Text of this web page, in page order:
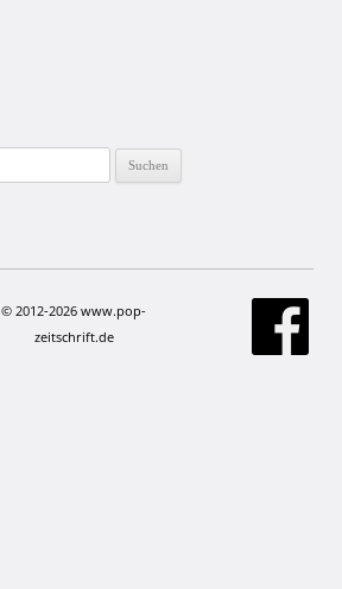
© 2012-2026 www.pop-
zeitschrift.de